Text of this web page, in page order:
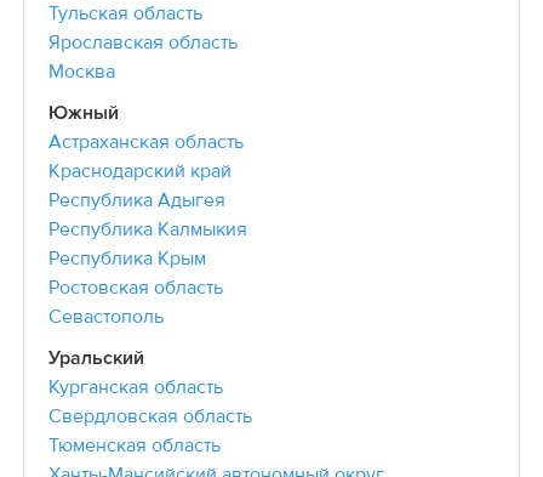
Тульская область
Ярославская область
Москва
Южный
Астраханская область
Краснодарский край
Республика Адыгея
Республика Калмыкия
Республика Крым
Ростовская область
Севастополь
Уральский
Курганская область
Свердловская область
Тюменская область